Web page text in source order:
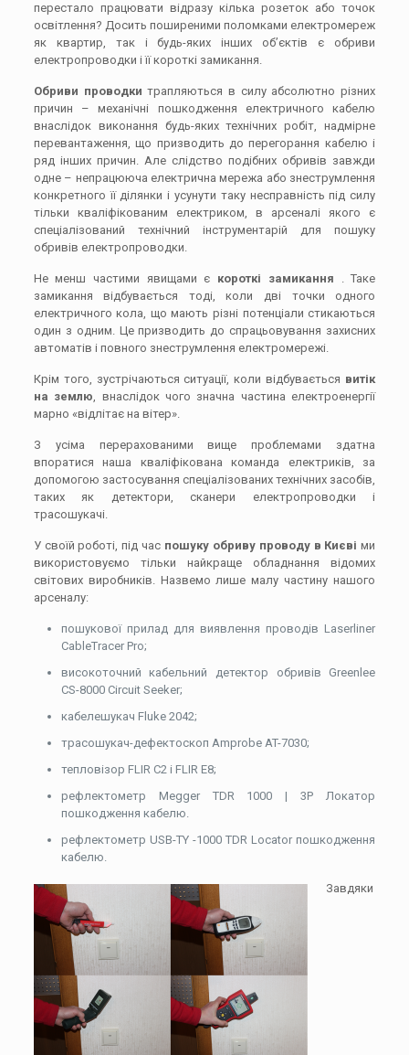
перестало працювати відразу кілька розеток або точок
освітлення? Досить поширеними поломками електромереж
як квартир, так і будь-яких інших об’єктів є обриви
електропроводки і її короткі замикання.
Обриви проводки трапляються в силу абсолютно різних
причин – механічні пошкодження електричного кабелю
внаслідок виконання будь-яких технічних робіт, надмірне
перевантаження, що призводить до перегорання кабелю і
ряд інших причин. Але слідство подібних обривів завжди
одне – непрацююча електрична мережа або знеструмлення
конкретного її ділянки і усунути таку несправність під силу
тільки кваліфікованим електриком, в арсеналі якого є
спеціалізований технічний інструментарій для пошуку
обривів електропроводки.
Не менш частими явищами є короткі замикання . Таке
замикання відбувається тоді, коли дві точки одного
електричного кола, що мають різні потенціали стикаються
один з одним. Це призводить до спрацьовування захисних
автоматів і повного знеструмлення електромережі.
Крім того, зустрічаються ситуації, коли відбувається витік
на землю, внаслідок чого значна частина електроенергії
марно «відлітає на вітер».
З усіма перерахованими вище проблемами здатна
впоратися наша кваліфікована команда електриків, за
допомогою застосування спеціалізованих технічних засобів,
таких як детектори, сканери електропроводки і
трасошукачі.
У своїй роботі, під час пошуку обриву проводу в Києві ми
використовуємо тільки найкраще обладнання відомих
світових виробників. Назвемо лише малу частину нашого
арсеналу:
пошукової прилад для виявлення проводів Laserliner
CableTracer Pro;
високоточний кабельний детектор обривів Greenlee
CS-8000 Circuit Seeker;
кабелешукач Fluke 2042;
трасошукач-дефектоскоп Amprobe AT-7030;
тепловізор FLIR С2 і FLIR E8;
рефлектометр Megger TDR 1000 | 3P Локатор
пошкодження кабелю.
рефлектометр USB-TY -1000 TDR Locator пошкодження
кабелю.
Завдяки